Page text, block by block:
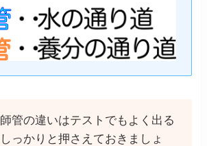
管の違いはテストでもよく出る
っかりと押さえておきましょ